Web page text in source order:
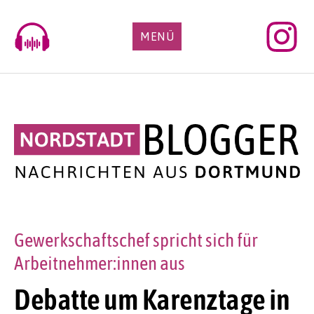
content
MENÜ
Debatte um Karenztage in
Gewerkschaftschef spricht sich für
Arbeitnehmer:innen aus